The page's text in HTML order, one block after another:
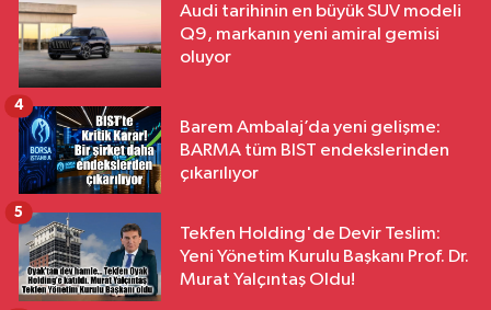
Audi tarihinin en büyük SUV modeli
Q9, markanın yeni amiral gemisi
oluyor
Barem Ambalaj’da yeni gelişme:
BARMA tüm BIST endekslerinden
çıkarılıyor
4
Tekfen Holding'de Devir Teslim:
Yeni Yönetim Kurulu Başkanı Prof. Dr.
Murat Yalçıntaş Oldu!
5